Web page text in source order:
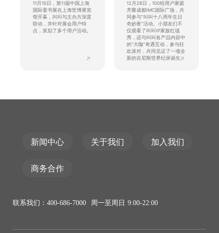
11月15日，第11届中国上海
国际童书展在上海世博展览
馆开幕，叫叫与主办方深度
联动，并针对展会用户特
点，策划了多个用户活动。
12月28日，100组用户家庭
齐聚成都IMC国际广场，共
同参与“叫叫十八周年生日
奇妙夜”活动。小朋友们不
仅观看了叫叫IP家族红毯
秀，还与叫叫各产品内容中
的“大咖”奇遇互动，参与狂
欢派对，共同见证了一项全
新的吉尼斯世界纪录诞生。
新闻中心 关于我们 加入我们
商务合作
联系我们：400-686-7000 周一至周日 9:00-22:00